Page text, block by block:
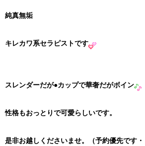
純真無垢
キレカワ系セラピストです
スレンダーだが●カップで華奢だがボイン
性格もおっとりで可愛らしいです。
是非お越しくださいませ。（予約優先です・